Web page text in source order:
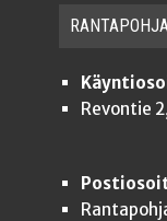
RAN­TA­POH­JA
Revontie